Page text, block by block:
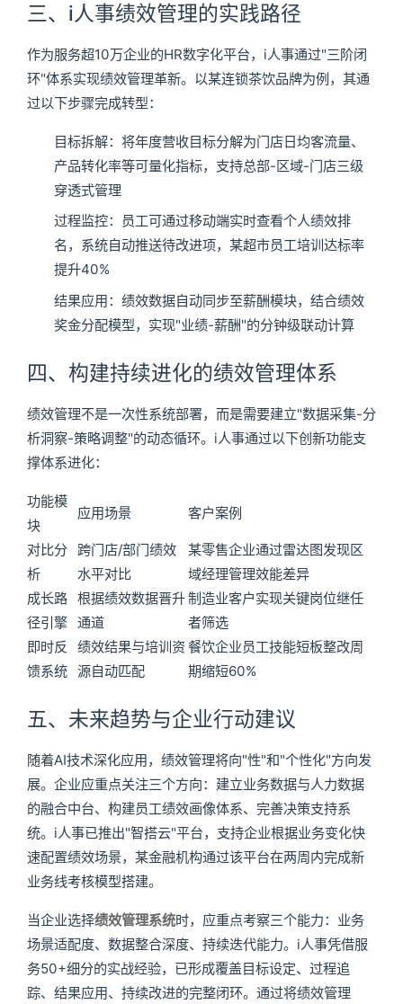
三、i人事绩效管理的实践路径
作为服务超10万企业的HR数字化平台，i人事通过"三阶闭
环"体系实现绩效管理革新。以某连锁茶饮品牌为例，其通
过以下步骤完成转型：
目标拆解：将年度营收目标分解为门店日均客流量、
产品转化率等可量化指标，支持总部-区域-门店三级
穿透式管理
过程监控：员工可通过移动端实时查看个人绩效排
名，系统自动推送待改进项，某超市员工培训达标率
提升40%
结果应用：绩效数据自动同步至薪酬模块，结合绩效
奖金分配模型，实现"业绩-薪酬"的分钟级联动计算
四、构建持续进化的绩效管理体系
绩效管理不是一次性系统部署，而是需要建立"数据采集-分
析洞察-策略调整"的动态循环。i人事通过以下创新功能支
撑体系进化：
功能模
块
应用场景 客户案例
对比分
析
跨门店/部门绩效
水平对比
某零售企业通过雷达图发现区
域经理管理效能差异
成长路
径引擎
根据绩效数据晋升
通道
制造业客户实现关键岗位继任
者筛选
即时反
馈系统
绩效结果与培训资
源自动匹配
餐饮企业员工技能短板整改周
期缩短60%
五、未来趋势与企业行动建议
随着AI技术深化应用，绩效管理将向"性"和"个性化"方向发
展。企业应重点关注三个方向：建立业务数据与人力数据
的融合中台、构建员工绩效画像体系、完善决策支持系
统。i人事已推出"智搭云"平台，支持企业根据业务变化快
速配置绩效场景，某金融机构通过该平台在两周内完成新
业务线考核模型搭建。
当企业选择绩效管理系统时，应重点考察三个能力：业务
场景适配度、数据整合深度、持续迭代能力。i人事凭借服
务50+细分的实战经验，已形成覆盖目标设定、过程追
踪、结果应用、持续改进的完整闭环。通过将绩效管理